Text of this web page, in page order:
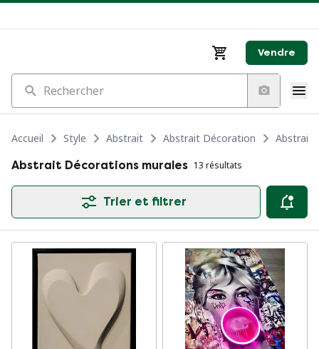
Vendre
Rechercher
Accueil Style Abstrait Abstrait Décoration
Abstrait
Abstrait Décorations murales 13 résultats
Trier et filtrer